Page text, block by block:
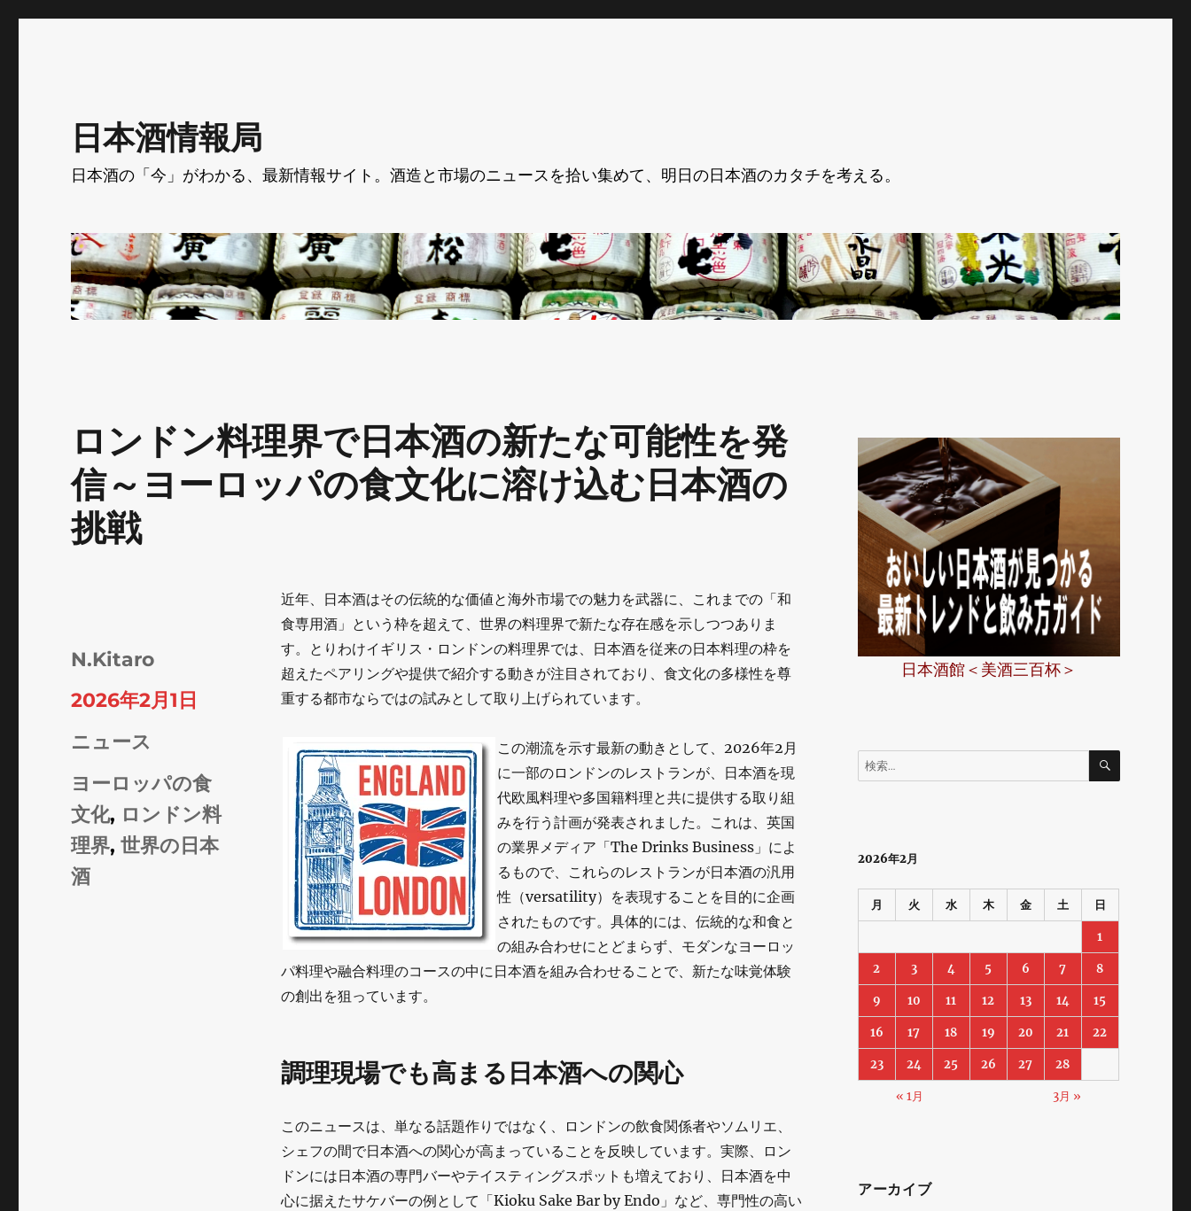
日本酒情報局
日本酒の「今」がわかる、最新情報サイト。酒造と市場のニュースを拾い集めて、明日の日本酒のカタチを考える。
ロンドン料理界で日本酒の新たな可能性を発
信～ヨーロッパの食文化に溶け込む日本酒の
挑戦
近年、日本酒はその伝統的な価値と海外市場での魅力を武器に、これまでの「和
食専用酒」という枠を超えて、世界の料理界で新たな存在感を示しつつありま
す。とりわけイギリス・ロンドンの料理界では、日本酒を従来の日本料理の枠を
超えたペアリングや提供で紹介する動きが注目されており、食文化の多様性を尊
重する都市ならではの試みとして取り上げられています。
この潮流を示す最新の動きとして、2026年2月
に一部のロンドンのレストランが、日本酒を現
代欧風料理や多国籍料理と共に提供する取り組
みを行う計画が発表されました。これは、英国
の業界メディア「The Drinks Business」によ
るもので、これらのレストランが日本酒の汎用
性（versatility）を表現することを目的に企画
されたものです。具体的には、伝統的な和食と
の組み合わせにとどまらず、モダンなヨーロッ
パ料理や融合料理のコースの中に日本酒を組み合わせることで、新たな味覚体験
の創出を狙っています。
調理現場でも高まる日本酒への関心
このニュースは、単なる話題作りではなく、ロンドンの飲食関係者やソムリエ、
シェフの間で日本酒への関心が高まっていることを反映しています。実際、ロン
ドンには日本酒の専門バーやテイスティングスポットも増えており、日本酒を中
心に据えたサケバーの例として「Kioku Sake Bar by Endo」など、専門性の高い
投
稿
N.Kitaro
投
稿
2026年2月1日
カ
テ
ゴ
リ
ー
ニュース
タ
グ
ヨーロッパの食
文化, ロンドン料
理界,世界の日本
酒
日本酒館＜美酒三百杯＞
検
索:
検
2026年2月
月 火 水 木 金 土 日
1
2 3 4 5 6 7 8
9 10 11 12 13 14 15
16 17 18 19 20 21 22
23 24 25 26 27 28
« 1月 3月 »
アーカイブ